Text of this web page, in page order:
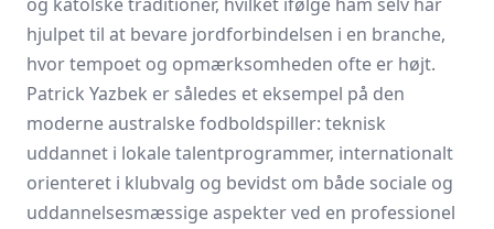
hjulpet til at bevare jordforbindelsen i en branche,
hvor tempoet og opmærksomheden ofte er højt.
Patrick Yazbek er således et eksempel på den
moderne australske fodboldspiller: teknisk
uddannet i lokale talentprogrammer, internationalt
orienteret i klubvalg og bevidst om både sociale og
uddannelsesmæssige aspekter ved en professionel